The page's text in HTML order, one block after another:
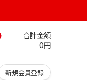
合計金額
0円
新規会員登録